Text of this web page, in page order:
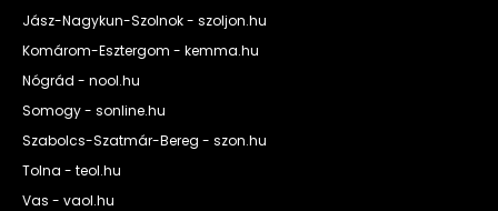
Jász-Nagykun-Szolnok - szoljon.hu
Komárom-Esztergom - kemma.hu
Nógrád - nool.hu
Somogy - sonline.hu
Szabolcs-Szatmár-Bereg - szon.hu
Tolna - teol.hu
Vas - vaol.hu